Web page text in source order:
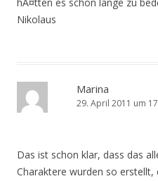
Nikolaus
Marina
29. April 2011 um
Das ist schon klar, dass das
Charaktere wurden so erstellt,